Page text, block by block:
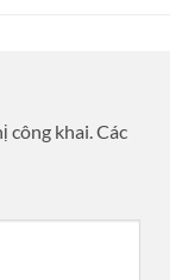
công khai. Các